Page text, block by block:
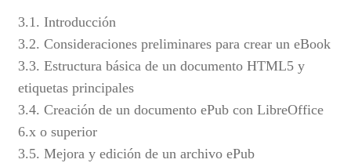
3.1. Introducción
3.2. Consideraciones preliminares para crear un eBook
3.3. Estructura básica de un documento HTML5 y
etiquetas principales
3.4. Creación de un documento ePub con LibreOffice
6.x o superior
3.5. Mejora y edición de un archivo ePub